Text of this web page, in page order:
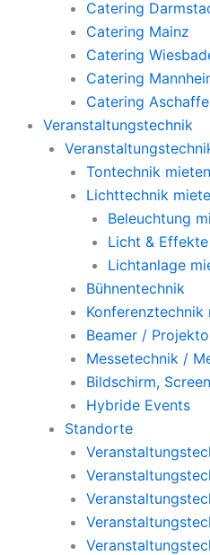
Catering
Catering Mainz
Catering
Catering
Catering
Veranstaltungstechnik
Tontechnik mieten
Lichttechnik
Beleuchtung
Licht & Effekte
Lichtanlage
Bühnentechnik
Konferenztechnik
Beamer /
Messetechnik /
Bildschirm, Screen
Hybride Events
Standorte